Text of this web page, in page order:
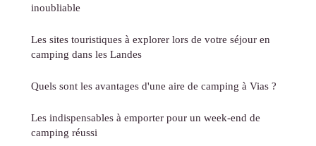
inoubliable
Les sites touristiques à explorer lors de votre séjour en
camping dans les Landes
Quels sont les avantages d'une aire de camping à Vias ?
Les indispensables à emporter pour un week-end de
camping réussi